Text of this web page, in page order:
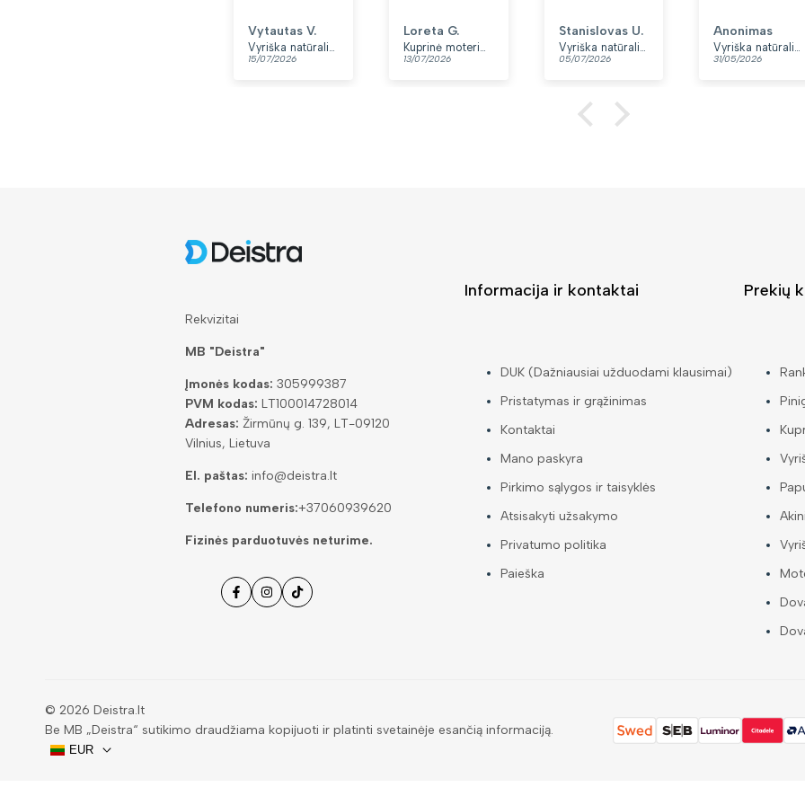
Vytautas V.
15/07/2026
Patinka, kad
yra du skyriai.
👍
Loreta G.
13/07/2026
Stanislovas U.
05/07/2026
Anonimas
31/05/2026
Rekvizitai
MB "Deistra"
Įmonės kodas: 305999387
PVM kodas: LT100014728014
Adresas: Žirmūnų g. 139, LT-09120
Vilnius, Lietuva
El. paštas: info@deistra.lt
Telefono numeris:+37060939620
Fizinės parduotuvės neturime.
FacebookInstagramas
Tiktok
Informacija ir kontaktai
DUK (Dažniausiai užduodami klausimai)
Pristatymas ir grąžinimas
Kontaktai
Mano paskyra
Pirkimo sąlygos ir taisyklės
Atsisakyti užsakymo
Privatumo politika
Paieška
Prekių
© 2026 Deistra.lt
Be MB „Deistra“ sutikimo draudžiama kopijuoti ir platinti svetainėje esančią informaciją.
EUR